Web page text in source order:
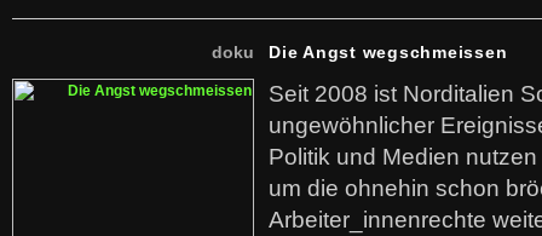
doku Die Angst wegschmeissen
Seit 2008 ist Norditalien
ungewöhnlicher
Politik und Medien
um die ohnehin schon
Arbeiter_innenrechte